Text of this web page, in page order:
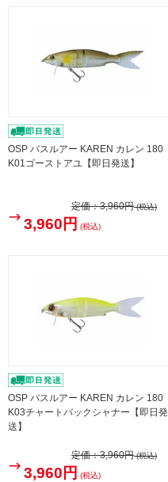
OSP バスルアー KAREN カレン 180
K01ゴーストアユ【即日発送】
定価：3,960円(税込)
3,960円 (税込)
OSP バスルアー KAREN カレン 180
K03チャートバックシャナー【即日発
送】
定価：3,960円(税込)
3,960円 (税込)